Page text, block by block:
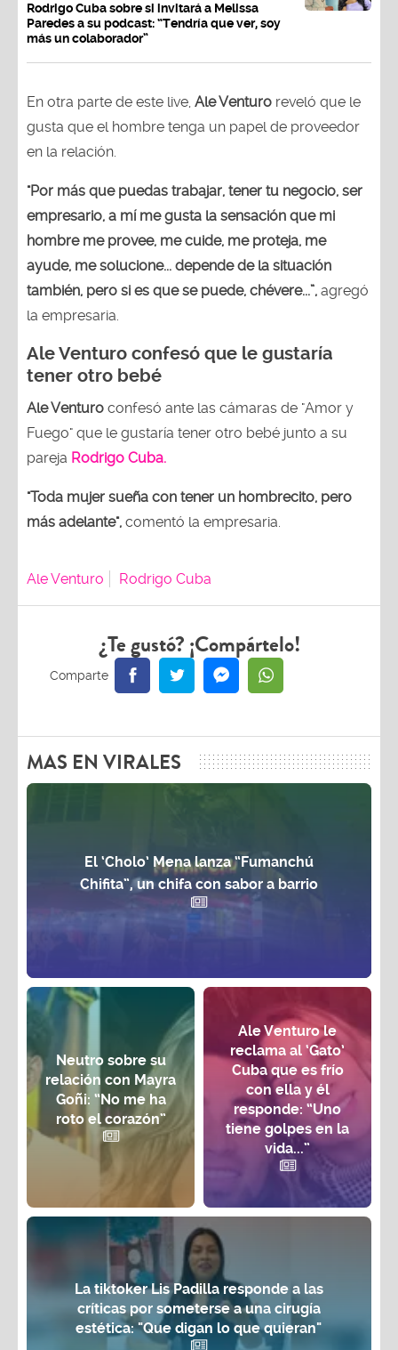
Rodrigo Cuba sobre si invitará a Melissa
Paredes a su podcast: “Tendría que ver, soy
más un colaborador”
En otra parte de este live, Ale Venturo reveló que le
gusta que el hombre tenga un papel de proveedor
en la relación.
"Por más que puedas trabajar, tener tu negocio, ser
empresario, a mí me gusta la sensación que mi
hombre me provee, me cuide, me proteja, me
ayude, me solucione... depende de la situación
también, pero si es que se puede, chévere...”, agregó
la empresaria.
Ale Venturo confesó que le gustaría
tener otro bebé
Ale Venturo confesó ante las cámaras de "Amor y
Fuego" que le gustaría tener otro bebé junto a su
pareja Rodrigo Cuba.
"Toda mujer sueña con tener un hombrecito, pero
más adelante", comentó la empresaria.
Ale Venturo Rodrigo Cuba
¿Te gustó? ¡Compártelo!
MAS EN VIRALES
El ‘Cholo’ Mena lanza “Fumanchú
Chifita”, un chifa con sabor a barrio
Neutro sobre su
relación con Mayra
Goñi: “No me ha
roto el corazón”
Ale Venturo le
reclama al ‘Gato’
Cuba que es frío
con ella y él
responde: “Uno
tiene golpes en la
vida...”
La tiktoker Lis Padilla responde a las
críticas por someterse a una cirugía
estética: "Que digan lo que quieran"